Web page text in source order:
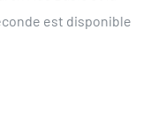
est disponible